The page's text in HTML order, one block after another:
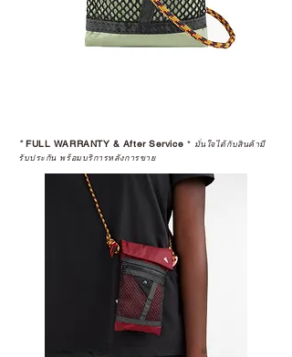
*FULL WARRANTY & After Service * มั่นใจได้กับสินค้ามี
รับประกัน พร้อมบริการหลังการขาย